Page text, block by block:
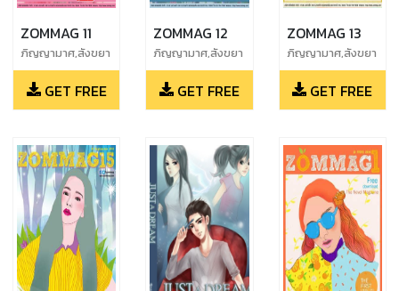
ZOMMAG 11
ภิญญามาศ,สังขยา
ชาเย็น,อรัญย์,จักร
เมถุน GET FREE
ZOMMAG 12
ภิญญามาศ,สังขยา
ชาเย็น,อรัญย์,จักร
เมถุนGET FREE
ZOMMAG 13
ภิญญามาศ,สังขยา
ชาเย็น,อรัญย์,จักร
เมถุนGET FREE